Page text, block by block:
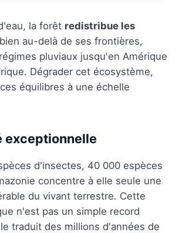
la forêt redistribue les
bien au-delà de ses frontières,
pluviaux jusqu'en Amérique
Dégrader cet écosystème,
équilibres à une échelle
exceptionnelle
d'insectes, 40 000 espèces
concentre à elle seule une
du vivant terrestre. Cette
n'est pas un simple record
traduit des millions d'années de